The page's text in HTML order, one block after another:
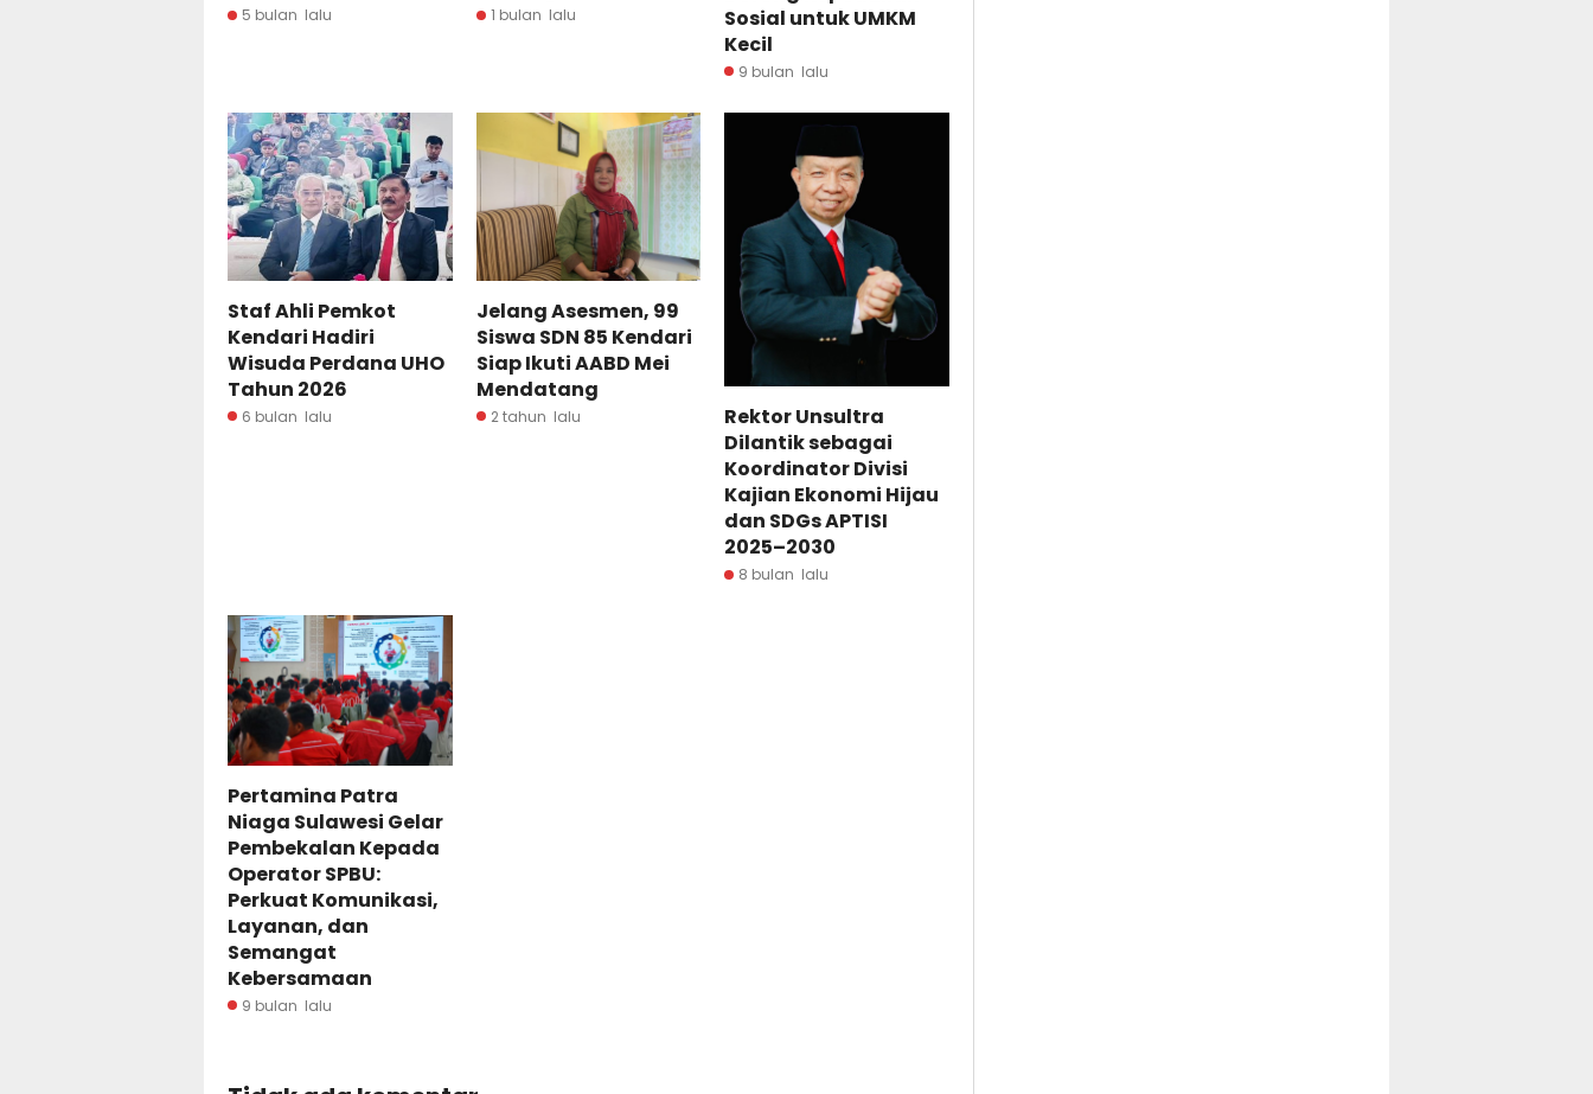
5 bulan lalu 1 bulan lalu
Sosial untuk UMKM
Kecil
9 bulan lalu
Staf Ahli Pemkot
Kendari Hadiri
Wisuda Perdana UHO
Tahun 2026
6 bulan lalu
Jelang Asesmen, 99
Siswa SDN 85 Kendari
Siap Ikuti AABD Mei
Mendatang
2 tahun lalu
Rektor Unsultra
Dilantik sebagai
Koordinator Divisi
Kajian Ekonomi Hijau
dan SDGs APTISI
2025–2030
8 bulan lalu
Pertamina Patra
Niaga Sulawesi Gelar
Pembekalan Kepada
Operator SPBU:
Perkuat Komunikasi,
Layanan, dan
Semangat
Kebersamaan
9 bulan lalu